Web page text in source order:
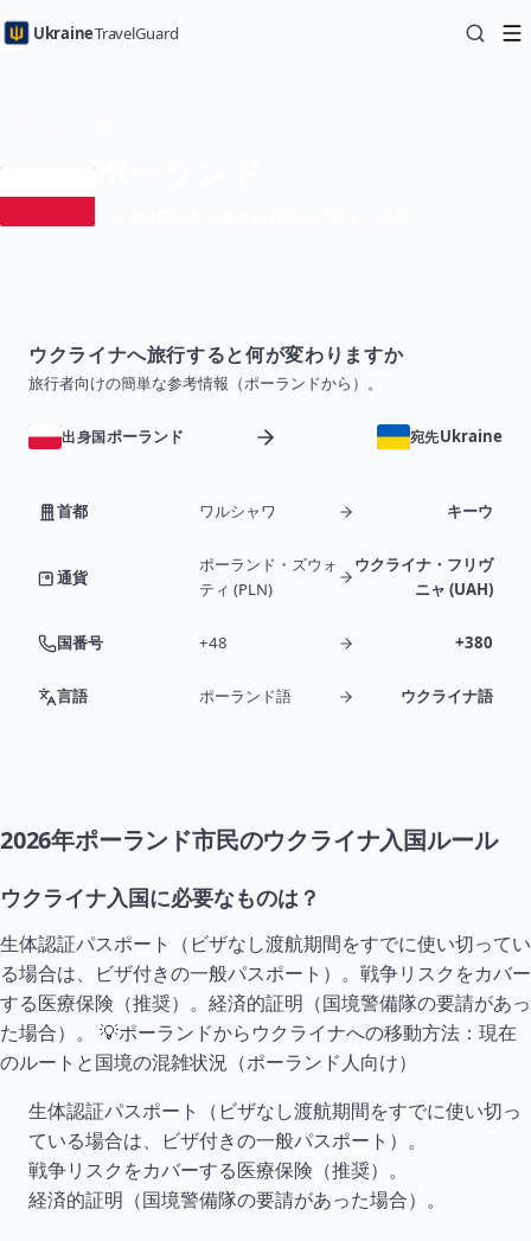
UkraineTravelGuard
ウクライナへ旅行すると何が変わりますか
旅行者向けの簡単な参考情報（ポーランドから）。
出身国ポーランド 宛先Ukraine
首都 ワルシャワ キーウ
通貨
ポーランド・ズウォ
ティ (PLN)
ウクライナ・フリヴ
ニャ (UAH)
国番号 +48 +380
言語 ポーランド語 ウクライナ語
2026年ポーランド市民のウクライナ入国ルール
ウクライナ入国に必要なものは？
生体認証パスポート（ビザなし渡航期間をすでに使い切ってい
る場合は、ビザ付きの一般パスポート）。戦争リスクをカバー
する医療保険（推奨）。経済的証明（国境警備隊の要請があっ
た場合）。 💡ポーランドからウクライナへの移動方法：現在
のルートと国境の混雑状況（ポーランド人向け）
生体認証パスポート（ビザなし渡航期間をすでに使い切っ
ている場合は、ビザ付きの一般パスポート）。
戦争リスクをカバーする医療保険（推奨）。
経済的証明（国境警備隊の要請があった場合）。